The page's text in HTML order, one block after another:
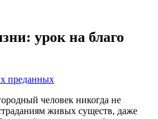
урок на благо
преданных